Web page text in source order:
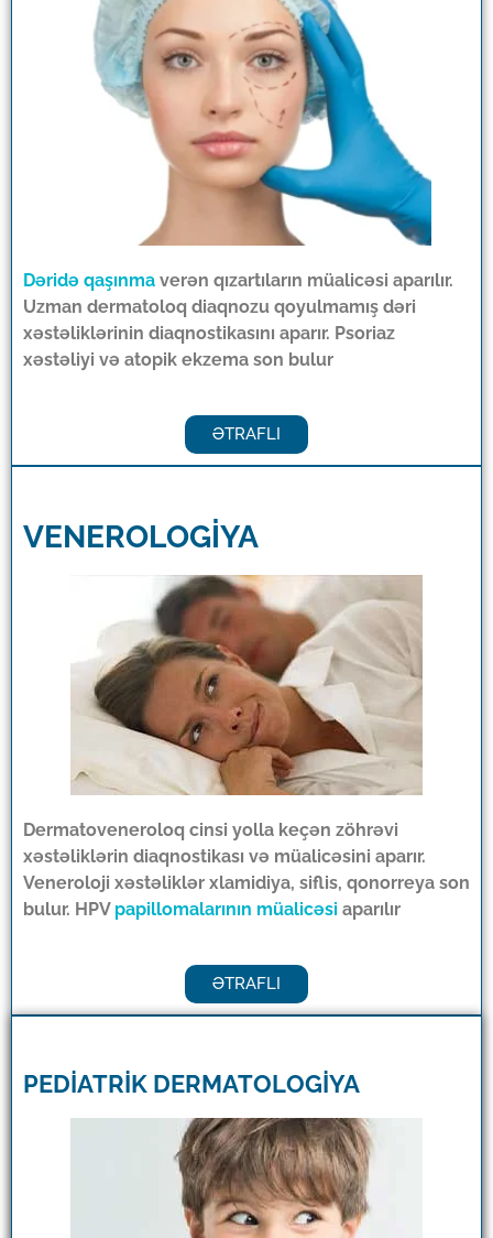
Dəridə qaşınma verən qızartıların müalicəsi aparılır.
Uzman dermatoloq diaqnozu qoyulmamış dəri
xəstəliklərinin diaqnostikasını aparır. Psoriaz
xəstəliyi və atopik ekzema son bulur
ƏTRAFLI
VENEROLOGİYA
Dermatoveneroloq cinsi yolla keçən zöhrəvi
xəstəliklərin diaqnostikası və müalicəsini aparır.
Veneroloji xəstəliklər xlamidiya, siflis, qonorreya son
bulur. HPV papillomalarının müalicəsi aparılır
ƏTRAFLI
PEDİATRİK DERMATOLOGİYA